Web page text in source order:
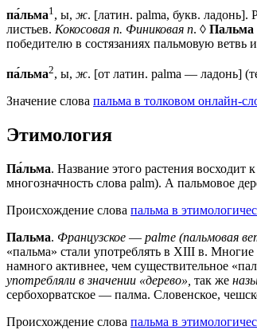
па́льма1 , ы, ж. [латин. palma, букв.
листьев. Кокосовая п. Финиковая п. ◊ Пальма
победителю в состязаниях пальмовую ветвь
па́льма2, ы, ж. [от латин. palma — ладонь]
Значение слова пальма в толковом онлайн-
Этимология
Па́льма. Название этого растения восходит
многозначность слова palm). А пальмовое
Происхождение слова пальма в
Пальма. Французское — palme (пальмовая
«пальма» стали употреблять в XIII в.
намного активнее, чем существительное
употребляли в значении «дерево», так же
сербохорватское — палма. Словенское,
Происхождение слова пальма в